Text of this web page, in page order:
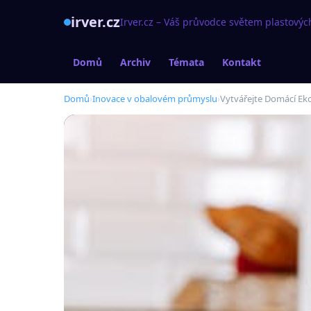
irver.czIrver.cz – Váš průvodce světem
Domů Archiv Témata Kontakt
Domů›Inovace v obalovém průmyslu›Vytvářejte Domácí